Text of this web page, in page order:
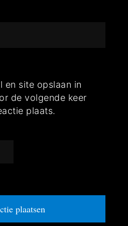
en site opslaan in
de volgende keer
plaats.